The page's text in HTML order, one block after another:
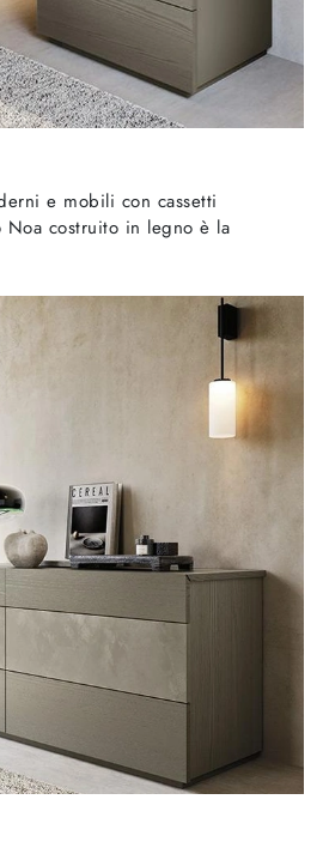
e mobili con cassetti
costruito in legno è la